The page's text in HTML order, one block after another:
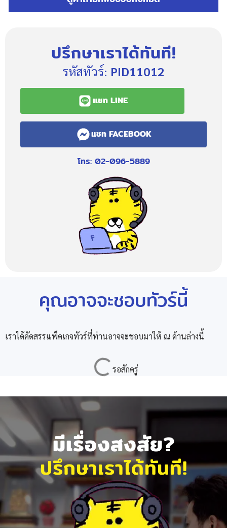
ปรึกษาเราได้ทันที!
รหัสทัวร์: PID11012
แชท LINE
แชท FACEBOOK
โทร: 02-096-5889
คุณอาจจะชอบทัวร์นี้
เราได้คัดสรรแพ็คเกจทัวร์ที่ท่านอาจจะชอบมาให้ ณ ด้านล่างนี้
มีเรื่องสงสัย?
ปรึกษาเราได้ทันที!